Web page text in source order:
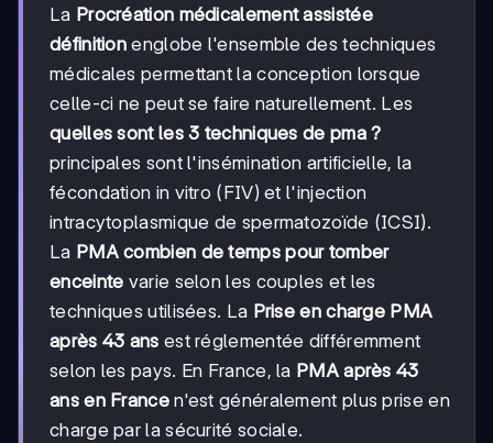
La Procréation médicalement assistée
définition englobe l'ensemble des techniques
médicales permettant la conception lorsque
celle-ci ne peut se faire naturellement. Les
quelles sont les 3 techniques de pma ?
principales sont l'insémination artificielle, la
fécondation in vitro (FIV) et l'injection
intracytoplasmique de spermatozoïde (ICSI).
La PMA combien de temps pour tomber
enceinte varie selon les couples et les
techniques utilisées. La Prise en charge PMA
après 43 ans est réglementée différemment
selon les pays. En France, la PMA après 43
ans en Francen'est généralement plus prise en
charge par la sécurité sociale.